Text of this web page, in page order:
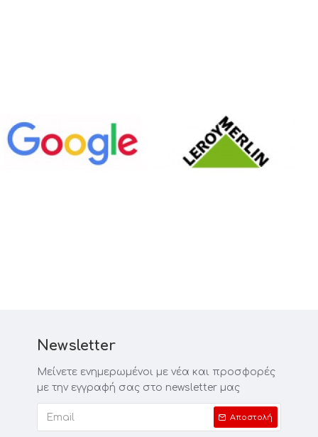
Newsletter
Μείνετε ενημερωμένοι με νέα και προσφορές
με την εγγραφή σας στο newsletter μας
Αποστολή